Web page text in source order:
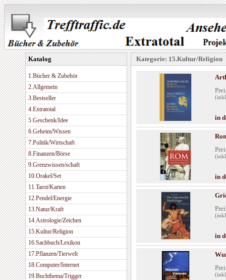
Katalog
1.Bücher & Zubehör
2.Allgemein
3.Bestseller
4.Extratotal
5.Geschenk/Idee
6.Geheim/Wissen
7.Politik/Wirtschaft
8.Finanzen/Börse
9.Grenzwissen/schaft
10.Orakel/Set
11.Tarot/Karten
12.Pendel/Energie
13.Natur/Kraft
14.Astrologie/Zeichen
15.Kultur/Religion
16.Sachbuch/Lexikon
17.Pflanzen/Tierwelt
18.Computer/Internet
19.Buchthema/Trigger
Kategorie: 15.Kultur/Religion
in
in
in